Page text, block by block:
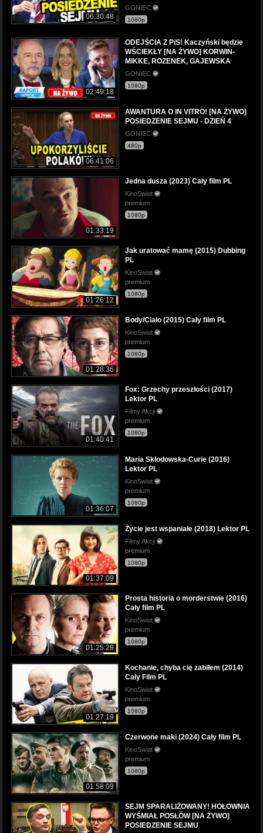
06:30:48
GONIEC
1080p
02:49:18
ODEJŚCIA Z PiS! Kaczyński będzie
WŚCIEKŁY [NA ŻYWO] KORWIN-
MIKKE, ROZENEK, GAJEWSKA
GONIEC
1080p
06:41:06
AWANTURA O IN VITRO! [NA ŻYWO]
POSIEDZENIE SEJMU - DZIEŃ 4
GONIEC
480p
01:33:19
Jedna dusza (2023) Cały film PL
KinoSwiat
premium
1080p
01:26:12
Jak uratować mamę (2015) Dubbing
PL
KinoSwiat
premium
1080p
01:28:36
Body/Ciało (2015) Cały film PL
KinoSwiat
premium
1080p
01:40:41
Fox: Grzechy przeszłości (2017)
Lektor PL
Filmy Akcji
premium
1080p
01:36:07
Maria Skłodowska-Curie (2016)
Lektor PL
KinoSwiat
premium
1080p
01:37:09
Życie jest wspaniałe (2018) Lektor PL
Filmy Akcji
premium
1080p
01:25:29
Prosta historia o morderstwie (2016)
Cały film PL
KinoSwiat
premium
1080p
01:27:19
Kochanie, chyba cię zabiłem (2014)
Cały Film PL
KinoSwiat
premium
1080p
01:58:09
Czerwone maki (2024) Cały film PL
KinoSwiat
premium
1080p
SEJM SPARALIŻOWANY! HOŁOWNIA
WYŚMIAŁ POSŁÓW [NA ŻYWO]
POSIEDZENIE SEJMU